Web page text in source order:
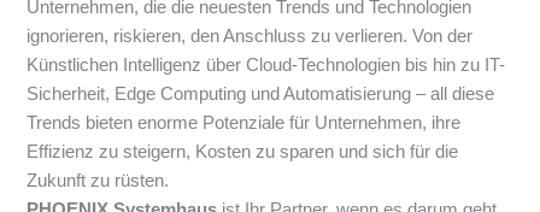
Unternehmen, die die neuesten Trends und Technologien
ignorieren, riskieren, den Anschluss zu verlieren. Von der
Künstlichen Intelligenz über Cloud-Technologien bis hin zu IT-
Sicherheit, Edge Computing und Automatisierung – all diese
Trends bieten enorme Potenziale für Unternehmen, ihre
Effizienz zu steigern, Kosten zu sparen und sich für die
Zukunft zu rüsten.